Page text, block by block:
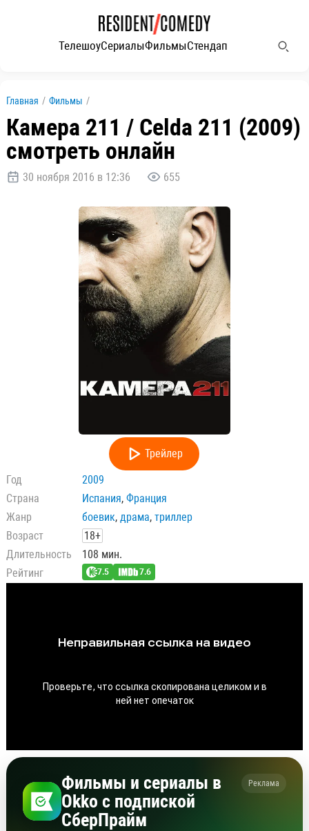
ТелешоуСериалыФильмыСтендап
Главная / Фильмы /
Камера 211 / Celda 211 (2009)
смотреть онлайн
30 ноября 2016 в 12:36 655
Трейлер
Год
2009
Страна
Испания, Франция
Жанр
боевик, драма, триллер
Возраст
18+
Длительность
108 мин.
Рейтинг
7.5 7.6
Фильмы и сериалы в
Okko с подпиской
СберПрайм
Реклама